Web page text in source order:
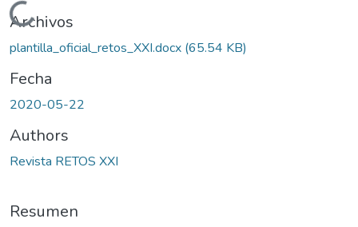
Cargando...
Archivos
plantilla_oficial_retos_XXI.docx (65.54 KB)
Fecha
2020-05-22
Authors
Revista RETOS XXI
Resumen